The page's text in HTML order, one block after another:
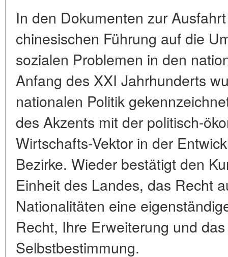
In den Dokumenten zur
chinesischen Führung auf die
sozialen Problemen in den
Anfang des XXI Jahrhunderts
nationalen Politik
des Akzents mit der politisch-
Wirtschafts-Vektor in der
Bezirke. Wieder bestätigt den
Einheit des Landes, das Recht
Nationalitäten eine
Recht, Ihre Erweiterung und
Selbstbestimmung.